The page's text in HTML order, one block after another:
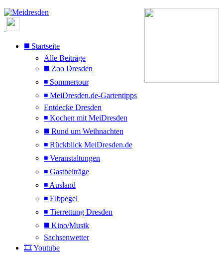
◼️ Startseite
Alle Beiträge
◼️ Zoo Dresden
◾ Sommertour
◾ MeiDresden.de-Gartentipps
Entdecke Dresden
◾ Kochen mit MeiDresden
◼️ Rund um Weihnachten
◾ Rückblick MeiDresden.de
◾ Veranstaltungen
◾ Gastbeiträge
◾ Ausland
◾ Elbpegel
◾ Tierrettung Dresden
◼️ Kino/Musik
Sachsenwetter
🎞️ Youtube